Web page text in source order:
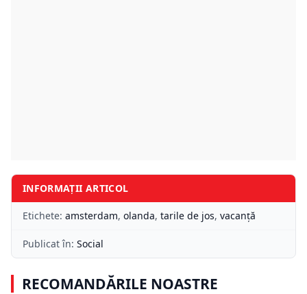
INFORMAȚII ARTICOL
Etichete: amsterdam, olanda, tarile de jos, vacanță
Publicat în: Social
RECOMANDĂRILE NOASTRE